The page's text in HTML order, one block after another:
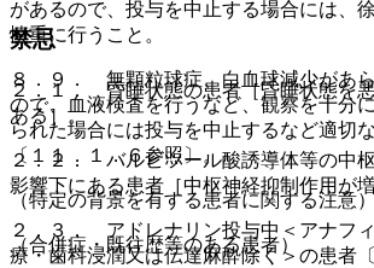
があるので、投与を中止する場合には、
慎重に行うこと。
８．９． 無顆粒球症、白血球減少があ
ので、血液検査を行うなど、観察を十分
られた場合には投与を中止するなど適切
〔１１．１．６参照〕。
（特定の背景を有する患者に関する注意）
（合併症・既往歴等のある患者）
禁忌
２．１． 昏睡状態の患者［昏睡状態を
ある］。
２．２． バルビツール酸誘導体等の中
影響下にある患者［中枢神経抑制作用が
２．３． アドレナリン投与中＜アナフ
療・歯科浸潤又は伝達麻酔除く＞の患者